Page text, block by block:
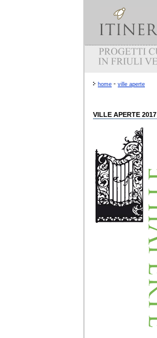
home - ville aperte
VILLE APERTE 2017